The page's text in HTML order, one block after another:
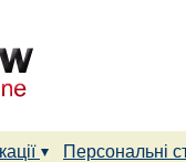
Персональні